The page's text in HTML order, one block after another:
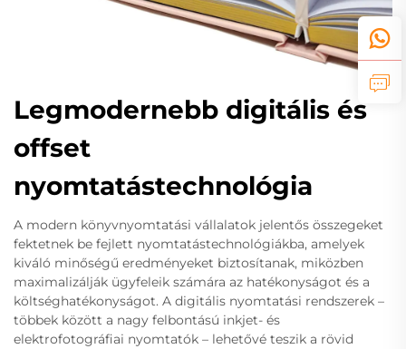
Legmodernebb digitális és
offset
nyomtatástechnológia
A modern könyvnyomtatási vállalatok jelentős összegeket
fektetnek be fejlett nyomtatástechnológiákba, amelyek
kiváló minőségű eredményeket biztosítanak, miközben
maximalizálják ügyfeleik számára az hatékonyságot és a
költséghatékonyságot. A digitális nyomtatási rendszerek –
többek között a nagy felbontású inkjet- és
elektrofotográfiai nyomtatók – lehetővé teszik a rövid